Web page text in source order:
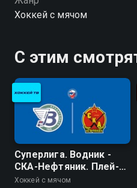
Хоккей с мячом
С этим
Суперлига. Водник -
СКА-Нефтяник. Плей-
офф
Хоккей с мячом